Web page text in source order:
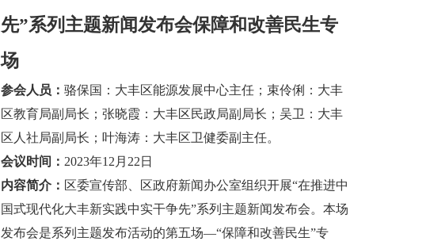
先”系列主题新闻发布会保障和改善民生专
场
参会人员： 骆保国：大丰区能源发展中心主任；束伶俐：大丰
区教育局副局长；张晓霞：大丰区民政局副局长；吴卫：大丰
区人社局副局长；叶海涛：大丰区卫健委副主任。
会议时间： 2023年12月22日
内容简介： 区委宣传部、区政府新闻办公室组织开展“在推进中
国式现代化大丰新实践中实干争先”系列主题新闻发布会。本场
发布会是系列主题发布活动的第五场—“保障和改善民生”专